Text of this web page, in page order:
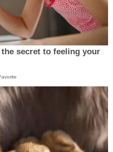
secret to feeling your